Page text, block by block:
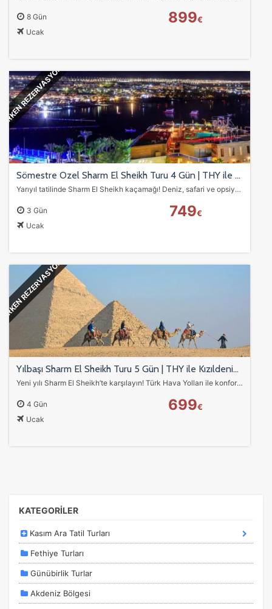
Oturum yönetimi, güvenlik ve temel site işlevleri için
gereklidir. Bu çerezler olmadan site düzgün çalışmaz ve
devre dışı bırakılamaz.
8 Gün
Ucak
899€
ERKEN REZERVASYON
Sömestre Özel Sharm El Sheikh Turu 4 Gün | THY ile Yarıyıl Tatili
Yarıyıl tatilinde Sharm El Sheikh kaçamağı! Deniz, safari ve opsiyonel Kahire gezisi ile dolu 4 günlük sömestre tur fırsatı.
3 Gün
Ucak
749€
ERKEN REZERVASYON
Yılbaşı Sharm El Sheikh Turu 5 Gün | THY ile Kızıldeniz Tatili
Yeni yılı Sharm El Sheikh’te karşılayın! Türk Hava Yolları ile konforlu uçuş, deniz tatili, çöl safarisi ve ekstra Kahire turu fırsatı.
4 Gün
Ucak
699€
KATEGORİLER
Kasım Ara Tatil Turları
Fethiye Turları
Günübirlik Turlar
Akdeniz Bölgesi